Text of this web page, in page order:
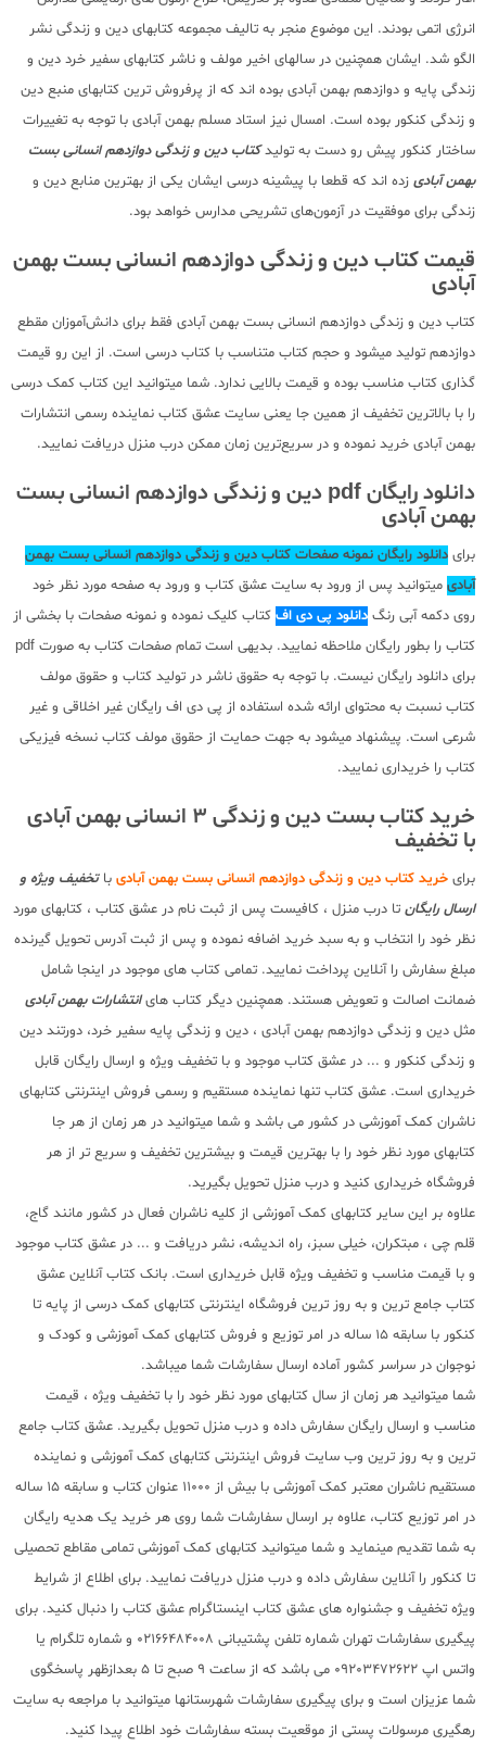
انرژی اتمی بودند. این موضوع منجر به تالیف مجموعه کتابهای دین و زندگی نشر
الگو شد. ایشان همچنین در سالهای اخیر مولف و ناشر کتابهای سفیر خرد دین و
زندگی پایه و دوازدهم بهمن آبادی بوده اند که از پرفروش ترین کتابهای منبع دین
و زندگی کنکور بوده است. امسال نیز استاد مسلم بهمن آبادی با توجه به تغییرات
ساختار کنکور پیش رو دست به تولیدکتاب دین و زندگی دوازدهم انسانی بست
بهمن آبادی زده اند که قطعا با پیشینه درسی ایشان یکی از بهترین منابع دین و
زندگی برای موفقیت در آزمون‌های تشریحی مدارس خواهد بود.
قیمت کتاب دین و زندگی دوازدهم انسانی بست بهمن
آبادی
کتاب دین و زندگی دوازدهم انسانی بست بهمن آبادی فقط برای دانش‌آموزان مقطع
دوازدهم تولید میشود و حجم کتاب متناسب با کتاب درسی است. از این رو قیمت
گذاری کتاب مناسب بوده و قیمت بالایی ندارد. شما میتوانید این کتاب کمک درسی
را با بالاترین تخفیف از همین جا یعنی سایت عشق کتاب نماینده رسمی انتشارات
بهمن آبادی خرید نموده و در سریع‌ترین زمان ممکن درب منزل دریافت نمایید.
دانلود رایگان pdf دین و زندگی دوازدهم انسانی بست
بهمن آبادی
برای دانلود رایگان نمونه صفحات کتاب دین و زندگی دوازدهم انسانی بست بهمن
آبادی میتوانید پس از ورود به سایت عشق کتاب و ورود به صفحه مورد نظر خود
روی دکمه آبی رنگ دانلود پی دی اف کتاب کلیک نموده و نمونه صفحات با بخشی از
کتاب را بطور رایگان ملاحظه نمایید. بدیهی است تمام صفحات کتاب به صورت pdf
برای دانلود رایگان نیست. با توجه به حقوق ناشر در تولید کتاب و حقوق مولف
کتاب نسبت به محتوای ارائه شده استفاده از پی دی اف رایگان غیر اخلاقی و غیر
شرعی است. پیشنهاد میشود به جهت حمایت از حقوق مولف کتاب نسخه فیزیکی
کتاب را خریداری نمایید.
خرید کتاب بست دین و زندگی 3 انسانی بهمن آبادی
با تخفیف
برای خرید کتاب دین و زندگی دوازدهم انسانی بست بهمن آبادی باتخفیف ویژه و
ارسال رایگان تا درب منزل ، کافیست پس از ثبت نام در عشق کتاب ، کتابهای مورد
نظر خود را انتخاب و به سبد خرید اضافه نموده و پس از ثبت آدرس تحویل گیرنده
مبلغ سفارش را آنلاین پرداخت نمایید. تمامی کتاب های موجود در اینجا شامل
ضمانت اصالت و تعویض هستند. همچنین دیگر کتاب هایانتشارات بهمن آبادی
مثل دین و زندگی دوازدهم بهمن آبادی ، دین و زندگی پایه سفیر خرد، دورتند دین
و زندگی کنکور و ... در عشق کتاب موجود و با تخفیف ویژه و ارسال رایگان قابل
خریداری است. عشق کتاب تنها نماینده مستقیم و رسمی فروش اینترنتی کتابهای
ناشران کمک آموزشی در کشور می باشد و شما میتوانید در هر زمان از هر جا
کتابهای مورد نظر خود را با بهترین قیمت و بیشترین تخفیف و سریع تر از هر
فروشگاه خریداری کنید و درب منزل تحویل بگیرید.
علاوه بر این سایر کتابهای کمک آموزشی از کلیه ناشران فعال در کشور مانند گاج،
قلم چی ، مبتکران، خیلی سبز، راه اندیشه، نشر دریافت و ... در عشق کتاب موجود
و با قیمت مناسب و تخفیف ویژه قابل خریداری است. بانک کتاب آنلاین عشق
کتاب جامع ترین و به روز ترین فروشگاه اینترنتی کتابهای کمک درسی از پایه تا
کنکور با سابقه 15 ساله در امر توزیع و فروش کتابهای کمک آموزشی و کودک و
نوجوان در سراسر کشور آماده ارسال سفارشات شما میباشد.
شما میتوانید هر زمان از سال کتابهای مورد نظر خود را با تخفیف ویژه ، قیمت
مناسب و ارسال رایگان سفارش داده و درب منزل تحویل بگیرید. عشق کتاب جامع
ترین و به روز ترین وب سایت فروش اینترنتی کتابهای کمک آموزشی و نماینده
مستقیم ناشران معتبر کمک آموزشی با بیش از 11000 عنوان کتاب و سابقه 15 ساله
در امر توزیع کتاب، علاوه بر ارسال سفارشات شما روی هر خرید یک هدیه رایگان
به شما تقدیم مینماید و شما میتوانید کتابهای کمک آموزشی تمامی مقاطع تحصیلی
تا کنکور را آنلاین سفارش داده و درب منزل دریافت نمایید. برای اطلاع از شرایط
ویژه تخفیف و جشنواره های عشق کتاب اینستاگرام عشق کتاب را دنبال کنید. برای
پیگیری سفارشات تهران شماره تلفن پشتیبانی 02166484008 و شماره تلگرام یا
واتس اپ 09203472622 می باشد که از ساعت 9 صبح تا 5 بعدازظهر پاسخگوی
شما عزیزان است و برای پیگیری سفارشات شهرستانها میتوانید با مراجعه به سایت
رهگیری مرسولات پستی از موقعیت بسته سفارشات خود اطلاع پیدا کنید.